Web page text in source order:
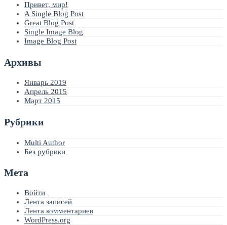
Привет, мир!
A Single Blog Post
Great Blog Post
Single Image Blog
Image Blog Post
Архивы
Январь 2019
Апрель 2015
Март 2015
Рубрики
Multi Author
Без рубрики
Мета
Войти
Лента записей
Лента комментариев
WordPress.org